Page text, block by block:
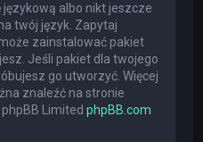
albo nikt jeszcze
twój język. Zapytaj
zainstalować pakiet
Jeśli pakiet dla twojego
go utworzyć. Więcej
znaleźć na stronie
LimitedphpBB.com